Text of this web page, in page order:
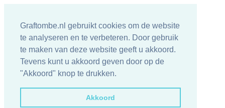
Graftombe.nl gebruikt cookies om de website
te analyseren en te verbeteren. Door gebruik
te maken van deze website geeft u akkoord.
Tevens kunt u akkoord geven door op de
"Akkoord" knop te drukken.
Akkoord